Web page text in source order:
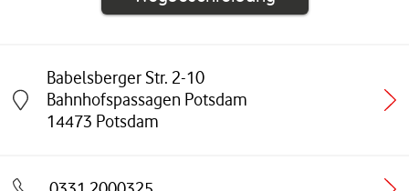
Babelsberger Str. 2-10
Bahnhofspassagen Potsdam
14473 Potsdam
Link öffnet in einem neuen Tab